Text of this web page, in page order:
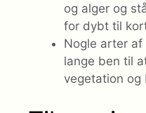
og alger og
for dybt til
Nogle arter af
lange ben til
vegetation